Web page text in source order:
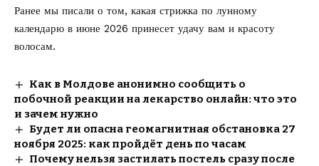
Ранее мы писали о том, какая стрижка по лунному
календарю в июне 2026 принесет удачу вам и красоту
волосам.
Как в Молдове анонимно сообщить о
побочной реакции на лекарство онлайн: что это
и зачем нужно
Будет ли опасна геомагнитная обстановка 27
ноября 2025: как пройдёт день по часам
Почему нельзя застилать постель сразу после